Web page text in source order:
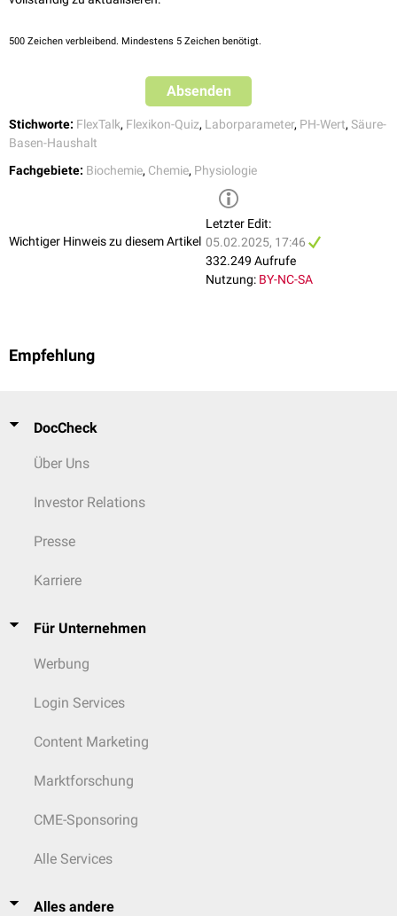
500 Zeichen verbleibend. Mindestens 5 Zeichen benötigt.
Absenden
Stichworte: FlexTalk, Flexikon-Quiz, Laborparameter, PH-Wert, Säure-
Basen-Haushalt
Fachgebiete: Biochemie, Chemie, Physiologie
Wichtiger Hinweis zu diesem Artikel
Letzter Edit:
05.02.2025, 17:46
332.249 Aufrufe
Nutzung: BY-NC-SA
Empfehlung
DocCheck
Über Uns
Investor Relations
Presse
Karriere
Für Unternehmen
Werbung
Login Services
Content Marketing
Marktforschung
CME-Sponsoring
Alle Services
Alles andere